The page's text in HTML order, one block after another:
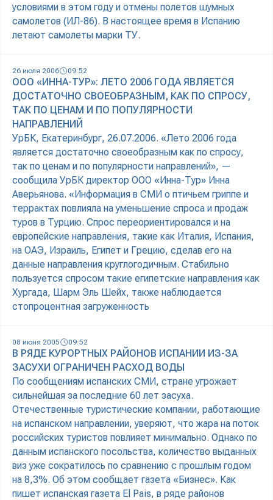
условиями в этом году и отмены полетов шумных
самолетов (ИЛ-86). В настоящее время в Испанию
летают самолеты марки ТУ.
26 июля 2006 09:52
ООО «ИННА-ТУР»: ЛЕТО 2006 ГОДА ЯВЛЯЕТСЯ
ДОСТАТОЧНО СВОЕОБРАЗНЫМ, КАК ПО СПРОСУ,
ТАК ПО ЦЕНАМ И ПО ПОПУЛЯРНОСТИ
НАПРАВЛЕНИЙ
УрБК, Екатеринбург, 26.07.2006. «Лето 2006 года
является достаточно своеобразным как по спросу,
так по ценам и по популярности направлений», —
сообщила УрБК директор ООО «Инна-Тур» Инна
Аверьянова. «Информация в СМИ о птичьем гриппе и
террактах повлияла на уменьшение спроса и продаж
туров в Турцию. Спрос переориентировался и на
европейские направления, такие как Италия, Испания,
на ОАЭ, Израиль, Египет и Грецию, сделав его на
данные направления круглогодичным. Стабильно
пользуется спросом такие египетские направления как
Хургада, Шарм Эль Шейх, также наблюдается
стопроцентная загруженность
08 июня 2005 09:52
В РЯДЕ КУРОРТНЫХ РАЙОНОВ ИСПАНИИ ИЗ-ЗА
ЗАСУХИ ОГРАНИЧЕН РАСХОД ВОДЫ
По сообщениям испанских СМИ, стране угрожает
сильнейшая за последние 60 лет засуха.
Отечественные туристические компании, работающие
на испанском направлении, уверяют, что жара на поток
российских туристов повлияет минимально. Однако по
данным испанского посольства, количество выданных
виз уже сократилось по сравнению с прошлым годом
на 8,3%. Об этом сообщает газета «Бизнес». Как
пишет испанская газета El Pais, в ряде районов